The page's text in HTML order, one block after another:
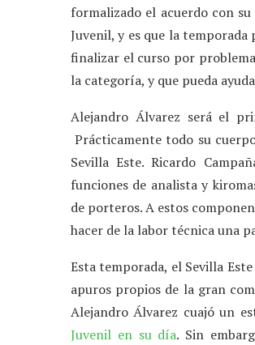
formalizado el acuerdo con
Juvenil, y es que la temporada
finalizar el curso por
la categoría, y que pueda
Alejandro Álvarez será el
Prácticamente todo su
Sevilla Este. Ricardo
funciones de analista y
de porteros. A estos
hacer de la labor técnica una
Esta temporada, el Sevilla
apuros propios de la gran
Alejandro Álvarez cuajó un
Juvenil en su día. Sin